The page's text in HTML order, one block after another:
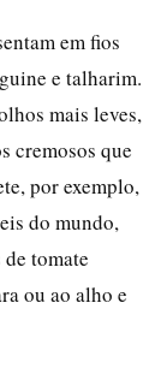
em fios
e talharim.
mais leves,
cremosos que
por exemplo,
do mundo,
tomate
ou ao alho e